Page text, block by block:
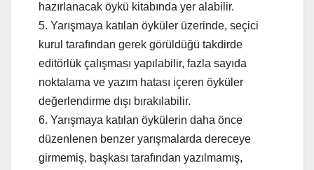
hazırlanacak öykü kitabında yer alabilir.
5. Yarışmaya katılan öyküler üzerinde, seçici
kurul tarafından gerek görüldüğü takdirde
editörlük çalışması yapılabilir, fazla sayıda
noktalama ve yazım hatası içeren öyküler
değerlendirme dışı bırakılabilir.
6. Yarışmaya katılan öykülerin daha önce
düzenlenen benzer yarışmalarda dereceye
girmemiş, başkası tarafından yazılmamış,